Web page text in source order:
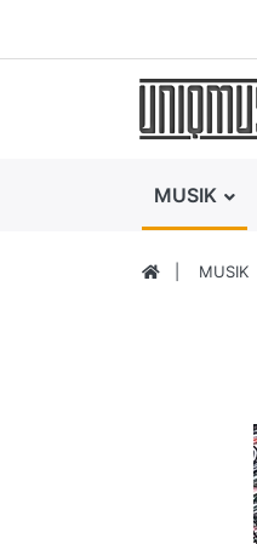
MUSIK
MUSIK